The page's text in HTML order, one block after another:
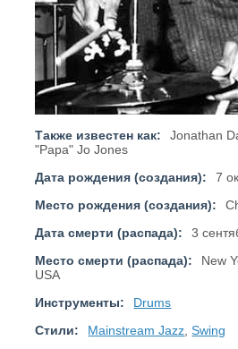
Также известен как:
Jonathan
"Papa" Jo Jones
Дата рождения (создания):
7
Место рождения (создания):
Дата смерти (распада):
3
Место смерти (распада):
New
USA
Инструменты:
Drums
Стили:
Mainstream Jazz ,Swing